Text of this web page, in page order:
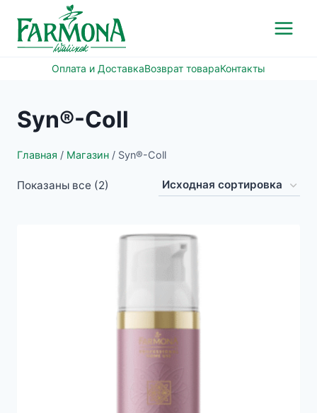
содержимому
Оплата и ДоставкаВозврат товараКонтакты
Syn®-Coll
Главная / Магазин / Syn®-Coll
Показаны все (2)